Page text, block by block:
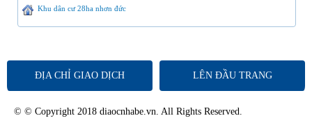
Khu dân cư 28ha nhơn đức
ĐỊA CHỈ GIAO DỊCH LÊN ĐẦU TRANG
© © Copyright 2018 diaocnhabe.vn. All Rights Reserved.